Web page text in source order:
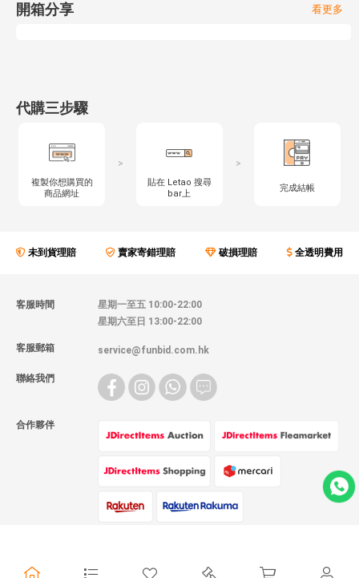
開箱分享 看更多
代購三步驟
複製你想購買的
商品網址
>
貼在 Letao 搜尋
bar上
>
完成結帳
未到貨理賠 賣家寄錯理賠 破損理賠 全透明費用
客服時間
星期一至五 10:00-22:00
星期六至日 13:00-22:00
客服郵箱 service@funbid.com.hk
聯絡我們
合作夥伴